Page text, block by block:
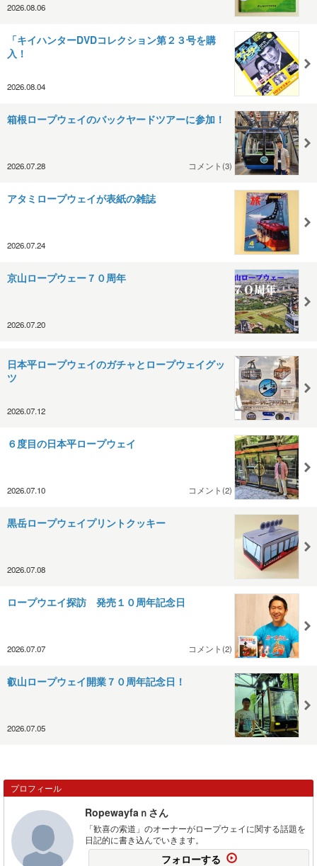
2026.08.06
「キイハンターDVDコレクション第２３号を購
入！
2026.08.04
箱根ロープウェイのバックヤードツアーに参加！
2026.07.28 コメント(3)
アタミロープウェイが表紙の雑誌
2026.07.24
京山ロープウェー７０周年
2026.07.20
日本平ロープウェイのガチャとロープウェイグッ
ツ
2026.07.12
６度目の日本平ロープウェイ
2026.07.10 コメント(2)
黒岳ロープウェイプリントクッキー
2026.07.08
ロープウエイ探訪 発売１０周年記念日
2026.07.07 コメント(2)
叡山ロープウェイ開業７０周年記念日！
2026.07.05
プロフィール
Ropewayfaｎさん
「歓喜の索道」のオーナーがロープウェイに関する話題を
日記的に書き込んでいきます。
フォローする